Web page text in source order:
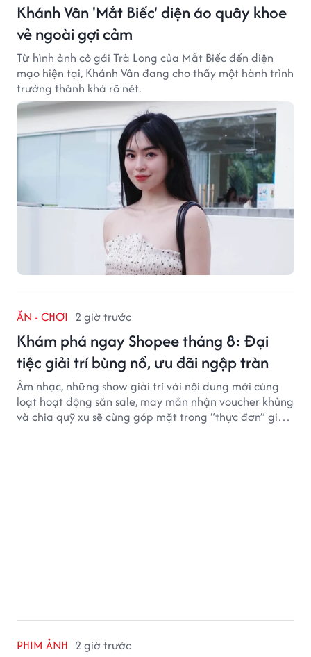
Khánh Vân 'Mắt Biếc' diện áo quây khoe
vẻ ngoài gợi cảm
Từ hình ảnh cô gái Trà Long của Mắt Biếc đến diện
mạo hiện tại, Khánh Vân đang cho thấy một hành trình
trưởng thành khá rõ nét.
ĂN - CHƠI 2 giờ trước
Khám phá ngay Shopee tháng 8: Đại
tiệc giải trí bùng nổ, ưu đãi ngập tràn
Âm nhạc, những show giải trí với nội dung mới cùng
loạt hoạt động săn sale, may mắn nhận voucher khủng
và chia quỹ xu sẽ cùng góp mặt trong “thực đơn” giải
PHIM ẢNH 2 giờ trước